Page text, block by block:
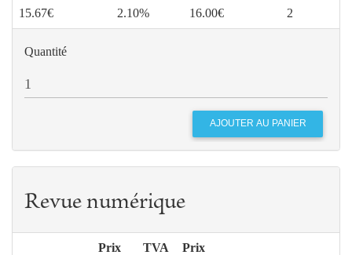
15.67€ 2.10% 16.00€ 2
Quantité
Revue numérique
Prix
TVA
Prix